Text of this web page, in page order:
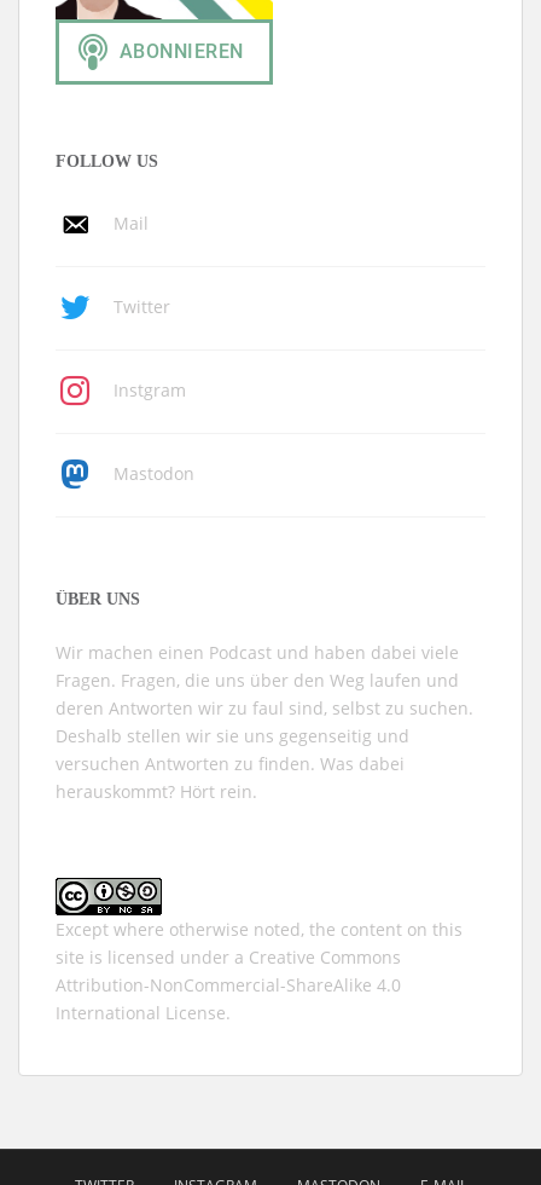
FOLLOW US
Mail
Twitter
Instgram
Mastodon
ÜBER UNS
Wir machen einen Podcast und haben dabei viele
Fragen. Fragen, die uns über den Weg laufen und
deren Antworten wir zu faul sind, selbst zu suchen.
Deshalb stellen wir sie uns gegenseitig und
versuchen Antworten zu finden. Was dabei
herauskommt? Hört rein.
Except where otherwise noted, the content on this
site is licensed under a Creative Commons
Attribution-NonCommercial-ShareAlike 4.0
International License.